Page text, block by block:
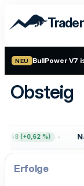
NEU BullPower V7
Obsteig
(+0,62 %)
Erfolge